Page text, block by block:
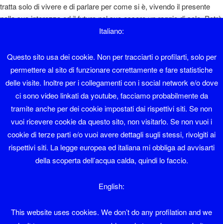
tratta solo di vivere e di parlare per come si è, vivendo il presente
nella sua interezza ed il futuro nel suo essere un raggio di sole. Potrò
sembrare un ottimista e magari lo sono, però si sta così bene ... "
Diaolin
Sono nato a Sover nel 1962 e ho lavorato in albergo fino al 1995.
Faccio il sistemista con Software libero da una vita.
Sono membro del LinuxTrent Oltrefersina da sempre.
Se volete contattarmi la mia mail è diaolin@diaolin.com
il mio nome sarebbe Giuliano Natali ma tutti
Italiano:
Questo sito usa dei cookie. Non per tracciarti o profilarti, solo per
permettere al sito di funzionare correttamente e fare statistiche
delle visite. Inoltre per i collegamenti con i social network e/o dove
ci sono video linkati da youtube, facciamo probabilmente da
tramite anche per dei cookie impostati dai rispettivi siti. Se non
vuoi ricevere cookie da questo sito, non visitarlo. Se non vuoi i
cookie di terze parti e/o vuoi avere dettagli sugli stessi, rivolgiti ai
rispettivi siti. La legge europea ed italiana mi obbliga ad avvisarti
della scoperta dell’acqua calda, quindi lo faccio.
English:
This website uses cookies. We don’t do any profilation and we